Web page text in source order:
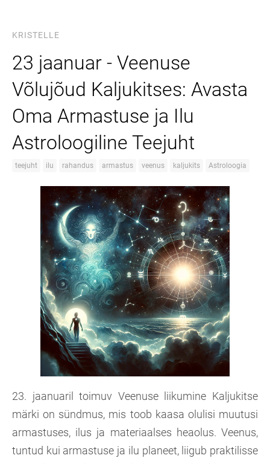
KRISTELLE
23 jaanuar - Veenuse
Võlujõud Kaljukitses: Avasta
Oma Armastuse ja Ilu
Astroloogiline Teejuht
teejuht ilu rahandus armastus veenus kaljukits Astroloogia
23. jaanuaril toimuv Veenuse liikumine Kaljukitse
märki on sündmus, mis toob kaasa olulisi muutusi
armastuses, ilus ja materiaalses heaolus. Veenus,
tuntud kui armastuse ja ilu planeet, liigub praktilisse